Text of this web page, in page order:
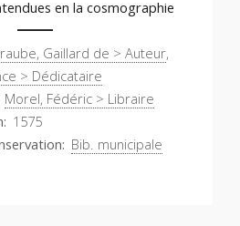
en la cosmographie
Gaillard de > Auteur,
> Dédicataire
Morel, Fédéric > Libraire
1575
Bib. municipale